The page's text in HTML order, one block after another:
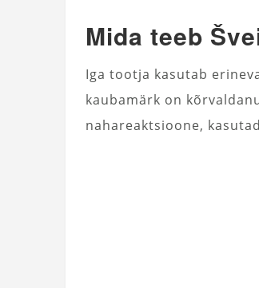
Mida teeb
Iga tootja kasutab
kaubamärk on
nahareaktsioone,